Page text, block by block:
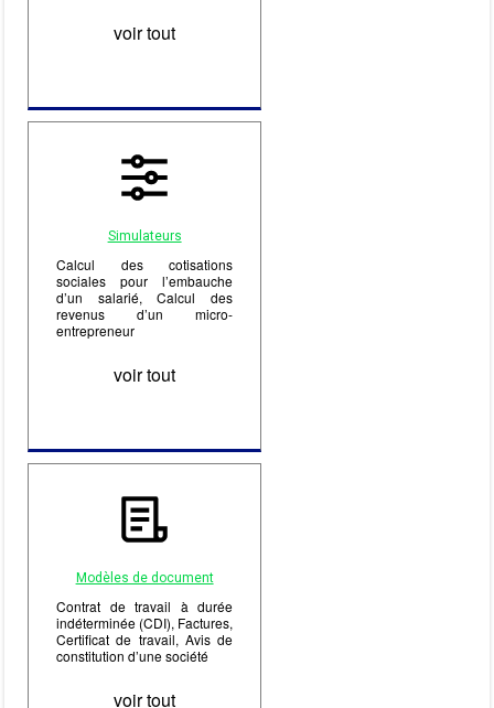
voir tout
Simulateurs
Calcul des cotisations
sociales pour l’embauche
d’un salarié, Calcul des
revenus d’un micro-
entrepreneur
voir tout
Modèles de document
Contrat de travail à durée
indéterminée (CDI), Factures,
Certificat de travail, Avis de
constitution d’une société
voir tout